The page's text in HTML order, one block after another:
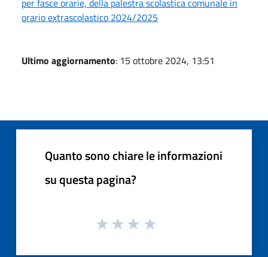
orario extrascolastico 2024/2025
Ultimo aggiornamento: 15 ottobre 2024, 13:51
Quanto sono chiare le informazioni
su questa pagina?